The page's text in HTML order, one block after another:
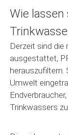
Wie lassen
Derzeit sind
ausgestattet,
herauszufiltern.
Umwelt
Trinkwassers